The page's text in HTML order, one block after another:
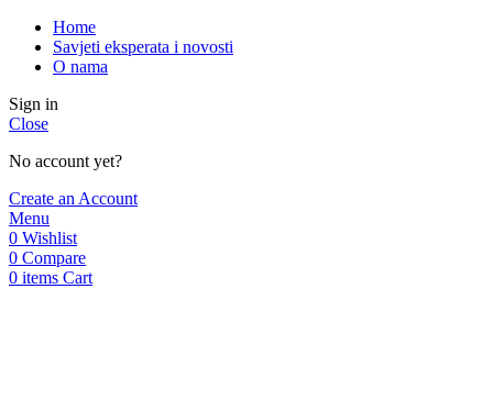
Home
Savjeti eksperata i novosti
O nama
Sign in
Close
No account yet?
Create an Account
Menu
0 Wishlist
0 Compare
0 items Cart